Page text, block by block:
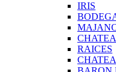
IRIS
RAICES